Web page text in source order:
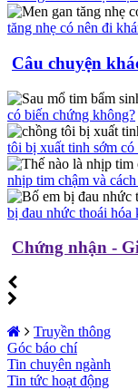
tăng nhẹ có nên đi
Câu chuyện
có biến chứng không?
tôi bị xuất tinh sớm
nhịp tim chậm và
bị đau nhức thoái hóa
Chứng nhận -
Truyền thông
Góc báo chí
Tin chuyên ngành
Tin tức hoạt động